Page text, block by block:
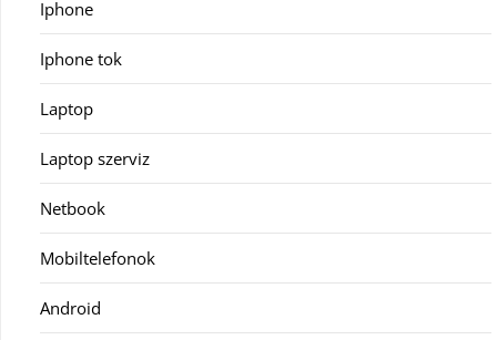
Iphone
Iphone tok
Laptop
Laptop szerviz
Netbook
Mobiltelefonok
Android